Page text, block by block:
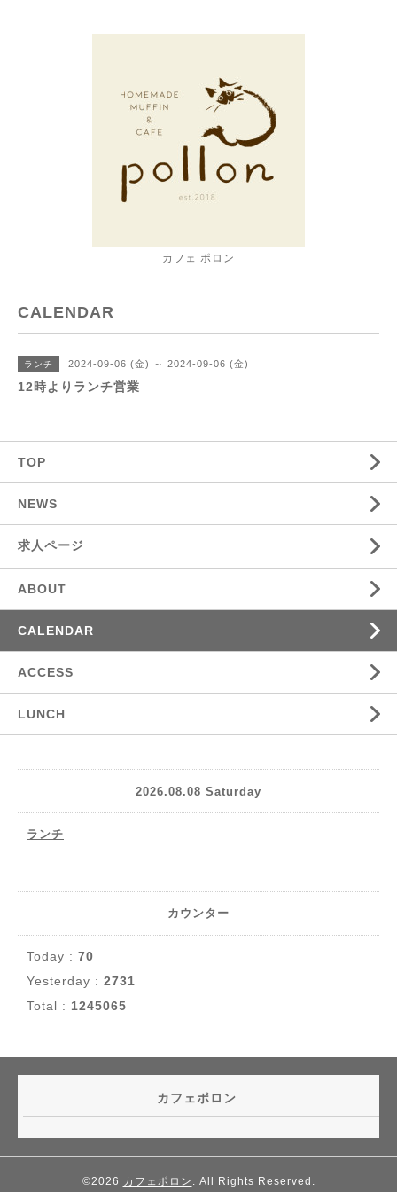
カフェ ポロン
CALENDAR
ランチ 2024-09-06 (金) ～ 2024-09-06 (金)
12時よりランチ営業
TOP
NEWS
求人ページ
ABOUT
CALENDAR
ACCESS
LUNCH
2026.08.08 Saturday
ランチ
カウンター
Today : 70
Yesterday : 2731
Total : 1245065
カフェポロン
©2026 カフェポロン . All Rights Reserved.